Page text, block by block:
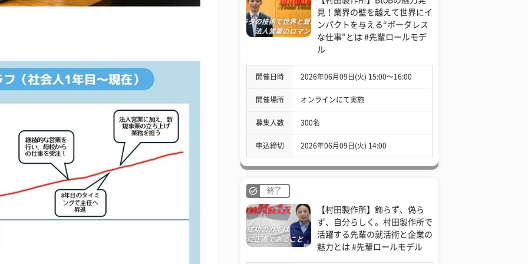
見！業界の壁を越えて世界にイ
ンパクトを与える“ボーダレス
な仕事”とは #先輩ロールモデ
ル
開催日時 2026年06月09日(火) 15:00〜16:00
開催場所 オンラインにて実施
募集人数 300名
申込締切 2026年06月09日(火) 14:00
終了
【村田製作所】飾らず、偽ら
ず、自分らしく。村田製作所で
活躍する先輩の就活術と企業の
魅力とは #先輩ロールモデル